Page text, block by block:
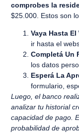
comprobes la
$25.000 . Estos son
Vaya Hasta
ir hasta el
Completá Un
los datos
Esperá La
formulario,
Luego, el banco
analizar tu historial
capacidad de pago.
probabilidad de